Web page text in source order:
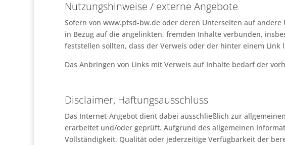
Nutzungshinweise / externe Angebote
Sofern von www.ptsd-bw.de oder deren Unterseiten auf
in Bezug auf die angelinkten, fremden Inhalte verbunden,
feststellen sollten, dass der Verweis oder der hinter einem
Das Anbringen von Links mit Verweis auf Inhalte bedarf der
Disclaimer, Haftungsausschluss
Das Internet-Angebot dient dabei ausschließlich zur
erarbeitet und/oder geprüft. Aufgrund des allgemeinen
Vollständigkeit, Qualität oder jederzeitige Verfügbarkeit der